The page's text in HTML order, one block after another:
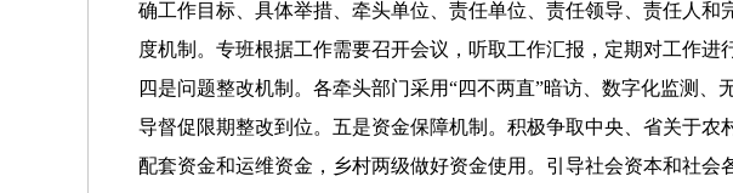
确工作目标、具体举措、牵头单位、责任单位、责任领导、责任人
度机制。专班根据工作需要召开会议，听取工作汇报，定期对工作
四是问题整改机制。各牵头部门采用“四不两直”暗访、数字化监测
导督促限期整改到位。五是资金保障机制。积极争取中央、省关于
配套资金和运维资金，乡村两级做好资金使用。引导社会资本和社